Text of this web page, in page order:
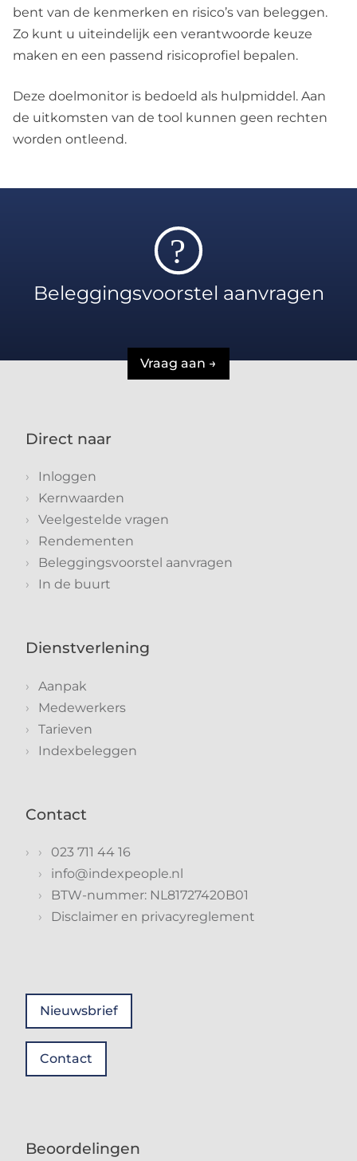
bent van de kenmerken en risico’s van beleggen.
Zo kunt u uiteindelijk een verantwoorde keuze
maken en een passend risicoprofiel bepalen.
Deze doelmonitor is bedoeld als hulpmiddel. Aan
de uitkomsten van de tool kunnen geen rechten
worden ontleend.
?
Beleggingsvoorstel aanvragen
Vraag aan →
Direct naar
Inloggen
Kernwaarden
Veelgestelde vragen
Rendementen
Beleggingsvoorstel aanvragen
In de buurt
Dienstverlening
Aanpak
Medewerkers
Tarieven
Indexbeleggen
Contact
023 711 44 16
info@indexpeople.nl
BTW-nummer: NL81727420B01
Disclaimer en privacyreglement
Nieuwsbrief
Contact
Beoordelingen